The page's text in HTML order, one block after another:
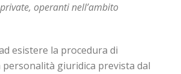
operanti nell’ambito
esistere la procedura di
giuridica prevista dal